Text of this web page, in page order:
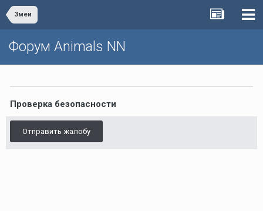
Змеи
Форум Animals NN
Проверка безопасности
Отправить жалобу